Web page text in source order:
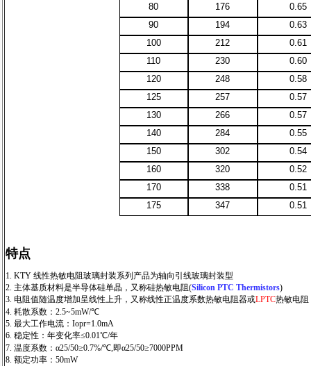
80
176
0.65
90
194
0.63
100
212
0.61
110
230
0.60
120
248
0.58
125
257
0.57
130
266
0.57
140
284
0.55
150
302
0.54
160
320
0.52
170
338
0.51
175
347 0.51
特点
1. KTY 线性热敏电阻玻璃封装系列产品为轴向引线玻璃封装型
2. 主体基质材料是半导体硅单晶，又称硅热敏电阻(Silicon PTC Thermistors)
3. 电阻值随温度增加呈线性上升，又称线性正温度系数热敏电阻器或LPTC热敏电阻
4. 耗散系数：2.5~5mW/℃
5. 最大工作电流：Iopr=1.0mA
6. 稳定性：年变化率≤0.01℃/年
7. 温度系数：α25/50≥0.7%/℃,即α25/50≥7000PPM
8. 额定功率：50mW